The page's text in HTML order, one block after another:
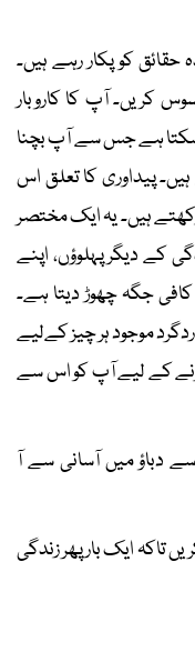
کو پکار رہے ہیں۔
کریں۔ آپ کا کاروبار
ہے جس سے آپ بچنا
پیداوری کا تعلق اس
ہیں۔ یہ ایک مختصر
کے دیگر پہلوؤں، اپنے
جگہ چھوڑ دیتا ہے۔
موجود ہر چیز کےلیے
کے لیے آپ کو اس سے
دباؤ میں آسانی سے آ
تاکہ ایک بار پھر زندگی